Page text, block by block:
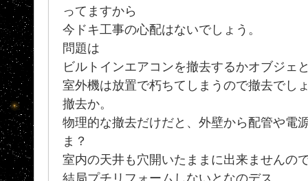
ってますから
今ドキ工事の心配はないでしょう。
問題は
ビルトインエアコンを撤去するかオブジェ
室外機は放置で朽ちてしまうので撤去でし
撤去か。
物理的な撤去だけだと、外壁から配管や電
ま？
室内の天井も穴開いたままに出来ませんの
結局プチリフォームしないとなのデス。